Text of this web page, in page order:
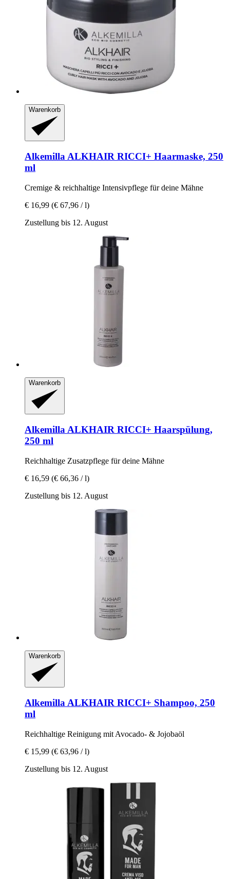
Warenkorb
Alkemilla ALKHAIR RICCI+ Haarmaske, 250
ml
Cremige & reichhaltige Intensivpflege für deine Mähne
€ 16,99 (€ 67,96 / l)
Zustellung bis 12. August
Warenkorb
Alkemilla ALKHAIR RICCI+ Haarspülung,
250 ml
Reichhaltige Zusatzpflege für deine Mähne
€ 16,59 (€ 66,36 / l)
Zustellung bis 12. August
Warenkorb
Alkemilla ALKHAIR RICCI+ Shampoo, 250
ml
Reichhaltige Reinigung mit Avocado-​ & Jojobaöl
€ 15,99 (€ 63,96 / l)
Zustellung bis 12. August